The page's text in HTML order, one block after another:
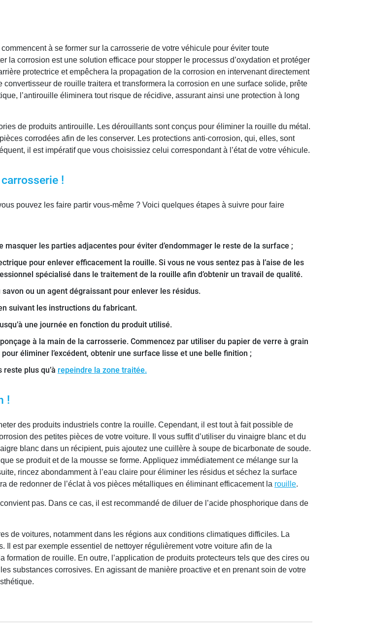
à se former sur la carrosserie de votre véhicule pour éviter toute
la corrosion est une solution efficace pour stopper le processus d’oxydation et protéger
protectrice et empêchera la propagation de la corrosion en intervenant directement
de rouille traitera et transformera la corrosion en une surface solide, prête
l’antirouille éliminera tout risque de récidive, assurant ainsi une protection à long
de produits antirouille. Les dérouillants sont conçus pour éliminer la rouille du métal.
corrodées afin de les conserver. Les protections anti-corrosion, qui, elles, sont
il est impératif que vous choisissiez celui correspondant à l’état de votre véhicule.
!
pouvez les faire partir vous-même ? Voici quelques étapes à suivre pour faire
les parties adjacentes pour éviter d’endommager le reste de la surface ;
pour enlever efficacement la rouille. Si vous ne vous sentez pas à l’aise de les
spécialisé dans le traitement de la rouille afin d’obtenir un travail de qualité.
ou un agent dégraissant pour enlever les résidus.
suivant les instructions du fabricant.
une journée en fonction du produit utilisé.
à la main de la carrosserie. Commencez par utiliser du papier de verre à grain
éliminer l’excédent, obtenir une surface lisse et une belle finition ;
plus qu’à repeindre la zone traitée.
!
des produits industriels contre la rouille. Cependant, il est tout à fait possible de
des petites pièces de votre voiture. Il vous suffit d’utiliser du vinaigre blanc et du
blanc dans un récipient, puis ajoutez une cuillère à soupe de bicarbonate de soude.
se produit et de la mousse se forme. Appliquez immédiatement ce mélange sur la
rincez abondamment à l’eau claire pour éliminer les résidus et séchez la surface
de redonner de l’éclat à vos pièces métalliques en éliminant efficacement la rouille.
pas. Dans ce cas, il est recommandé de diluer de l’acide phosphorique dans de
de voitures, notamment dans les régions aux conditions climatiques difficiles. La
est par exemple essentiel de nettoyer régulièrement votre voiture afin de la
de rouille. En outre, l’application de produits protecteurs tels que des cires ou
substances corrosives. En agissant de manière proactive et en prenant soin de votre